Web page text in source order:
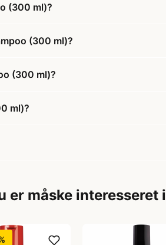
(300 ml)?
(300 ml)?
(300 ml)?
ml)?
er måske interesseret i